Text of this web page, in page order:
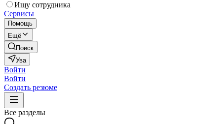
Ищу сотрудника
Сервисы
Помощь
Ещё
Поиск
Ува
Войти
Войти
Создать резюме
Все разделы